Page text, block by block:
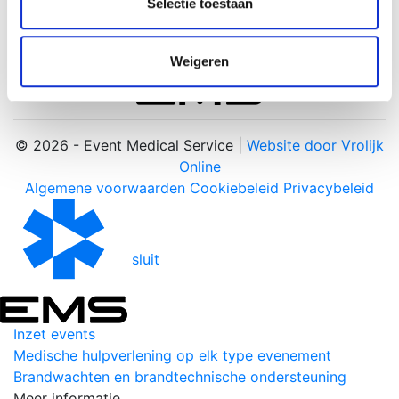
verzameld op basis van uw gebruik van hun services.
Weigeren
© 2026 - Event Medical Service | Website door Vrolijk
Online
Algemene voorwaarden Cookiebeleid Privacybeleid
sluit
Inzet events
Medische hulpverlening op elk type evenement
Brandwachten en brandtechnische ondersteuning